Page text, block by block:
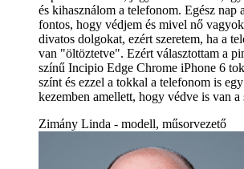
és kihasználom a telefonom. Egész nap
fontos, hogy védjem és mivel nő
divatos dolgokat, ezért szeretem, ha a
van "öltöztetve". Ezért választottam a
színű Incipio Edge Chrome iPhone 6
színt és ezzel a tokkal a telefonom is
kezemben amellett, hogy védve is van a
Zimány Linda - modell, műsorvezető